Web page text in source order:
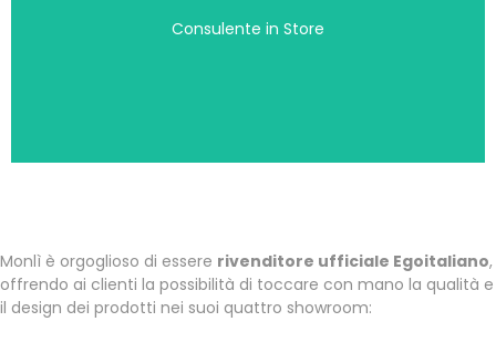
Consulente in Store
Monlì è orgoglioso di essere rivenditore ufficiale Egoitaliano,
offrendo ai clienti la possibilità di toccare con mano la qualità e
il design dei prodotti nei suoi quattro showroom:​